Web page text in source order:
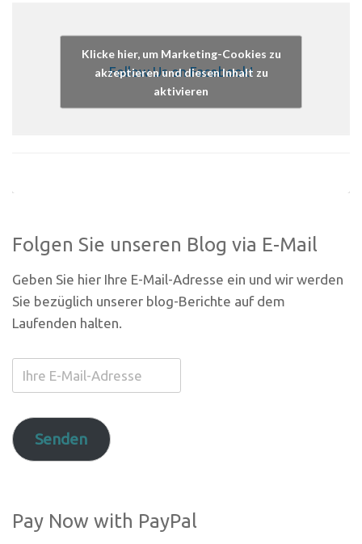
Follow Us on Facebook!
Klicke hier, um Marketing-Cookies zu
akzeptieren und diesen Inhalt zu
aktivieren
Folgen Sie unseren Blog via E-Mail
Geben Sie hier Ihre E-Mail-Adresse ein und wir werden
Sie bezüglich unserer blog-Berichte auf dem
Laufenden halten.
Ihre
E-
AdresseSenden
Pay Now with PayPal